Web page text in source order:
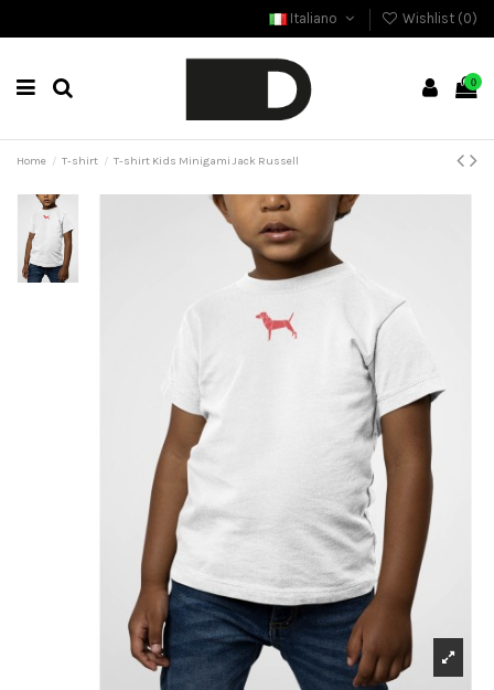
Italiano Wishlist (0)
0
Home T-shirt T-shirt Kids Minigami Jack Russell